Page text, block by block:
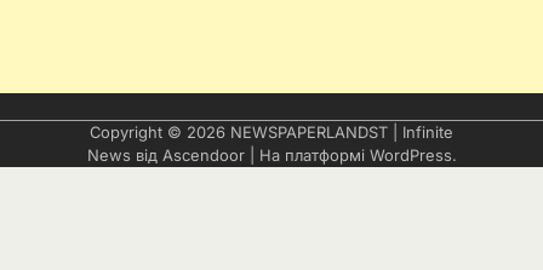
Copyright © 2026 NEWSPAPERLANDST | Infinite
News від Ascendoor| На платформі WordPress.